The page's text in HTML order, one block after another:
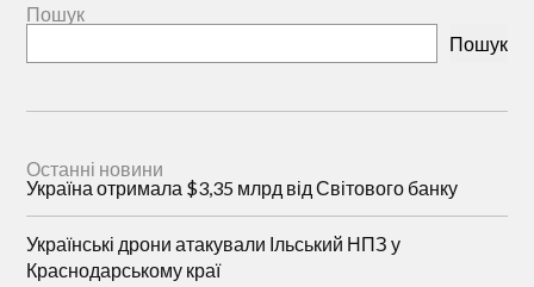
Пошук
Пошук
Останні новини
Україна отримала $3,35 млрд від Світового банку
Українські дрони атакували Ільський НПЗ у
Краснодарському краї